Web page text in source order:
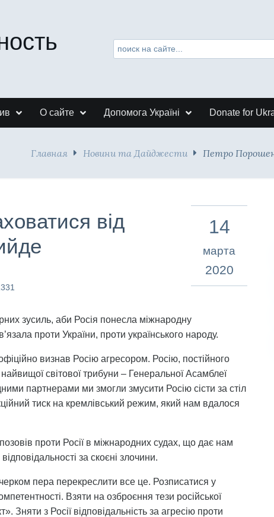
О сайте Допомога Україні Donate for
Главная Новини та Дайджести Петро
від
14
марта
2020
зусиль, аби Росія понесла міжнародну
проти України, проти українського народу.
визнав Росію агресором. Росію, постійного
світової трибуни – Генеральної Асамблеї
партнерами ми змогли змусити Росію сісти за стіл
тиск на кремлівський режим, який нам вдалося
проти Росії в міжнародних судах, що дає нам
за скоєні злочини.
пера перекреслити все це. Розписатися у
Взяти на озброєння тези російської
Зняти з Росії відповідальність за агресію проти